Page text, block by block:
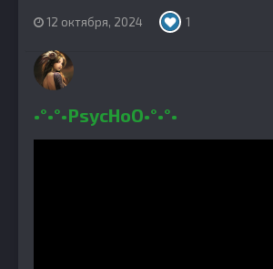
12 октября, 2024 1
•°•°•PsycHoO•°•°•